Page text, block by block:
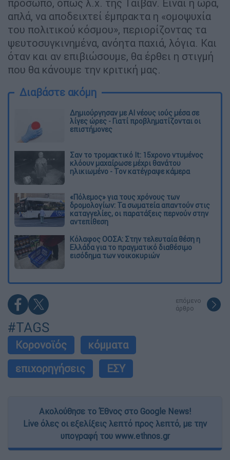
πρόσωπο, όπως λ.χ. της Ταϊβάν. Είναι η ώρα,
απλά, να αποδειχτεί έμπρακτα η «ομοψυχία
του πολιτικού κόσμου», περιορίζοντας τα
ψευτοσυγκινημένα, ανόητα παχιά, λόγια. Και
όταν και αν επιβιώσουμε, θα έρθει η στιγμή
που θα κάνουμε την κριτική μας.
Διαβάστε ακόμη
Δημιούργησαν με AI νέους ιούς μέσα σε
λίγες ώρες - Γιατί προβληματίζονται οι
επιστήμονες
Σαν το τρομακτικό It: 15χρονο ντυμένος
κλόουν μαχαίρωσε μέχρι θανάτου
ηλικιωμένο - Τον κατέγραψε κάμερα
«Πόλεμος» για τους χρόνους των
δρομολογίων: Τα σωματεία απαντούν στις
καταγγελίες, οι παρατάξεις περνούν στην
αντεπίθεση
Κόλαφος ΟΟΣΑ: Στην τελευταία θέση η
Ελλάδα για το πραγματικό διαθέσιμο
εισόδημα των νοικοκυριών
επόμενο
άρθρο
#TAGS
Κορονοϊός
κόμματα
επιχορηγήσεις
ΕΣΥ
Ακολούθησε το Έθνος στο Google News!
Live όλες οι εξελίξεις λεπτό προς λεπτό, με την
υπογραφή του www.ethnos.gr